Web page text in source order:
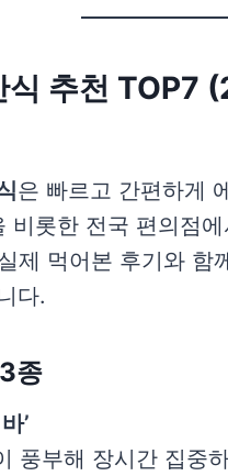
식 추천 TOP7
은 빠르고 간편하게
롯한 전국 편의점에
제 먹어본 후기와 함
다.
종
’
풍부해 장시간 집중